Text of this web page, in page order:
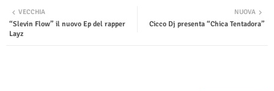
ter tsap
NUOVA
Cicco Dj presenta “Chica Tentadora”
VECCHIA
“Slevin Flow” il nuovo Ep del rapper
Layz